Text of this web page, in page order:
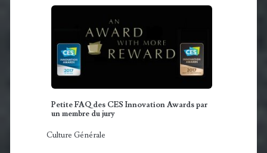
Petite FAQ des CES Innovation Awards par
un membre du jury
Culture Générale